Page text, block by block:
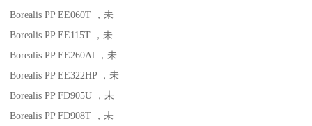
Borealis PP EE060T
，未
Borealis PP EE115T
，未
Borealis PP EE260Al
，未
Borealis PP EE322HP
，未
Borealis PP FD905U
，未
Borealis PP FD908T
，未